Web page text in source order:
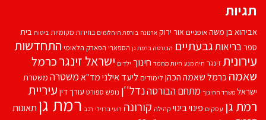
תגיות
אביהוא בן משהאופניים אור ירוק ארנונה בורסת היהלומים בחירות מקומיות ביטוח בית
ספרבריאותגבעתיים הבורסה ברמת גן הספארי הפארק הלאומי התחדשות
עירוניתזינגר חיה מנע חיות מחמד חינוך ילדים ישראל זינגרכרמל
שאמה כרמל שאמה הכהן לימודים ליעד אילנימד''אמשטרה משטרת
ישראל משרד החינוך מתחם הבורסהנדל''ן נופש ספורט עורך דין עיריית
רמת גן עסקים פינוי בינוי קהילה קורונה רועי ברזילי רכב רמת גן תאונות